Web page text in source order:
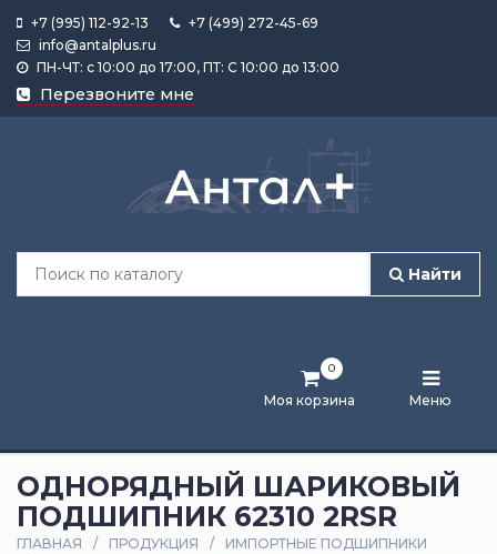
+7 (995) 112-92-13
+7 (499) 272-45-69
info@antalplus.ru
ПН-ЧТ: с 10:00 до 17:00, ПТ: С 10:00 до 13:00
Перезвоните мне
Найти
Моя корзина
0
Меню
Каталог
продукции
Лента
и
статьи
Оплата
ОДНОРЯДНЫЙ ШАРИКОВЫЙ
ПОДШИПНИК 62310 2RSR
ГЛАВНАЯ ПРОДУКЦИЯ
ИМПОРТНЫЕ ПОДШИПНИКИ